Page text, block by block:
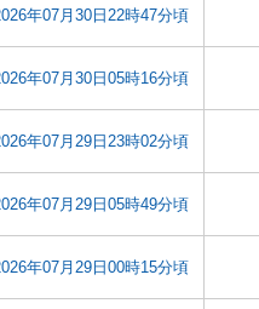
年07月30日22時47分頃
年07月30日05時16分頃
年07月29日23時02分頃
年07月29日05時49分頃
年07月29日00時15分頃